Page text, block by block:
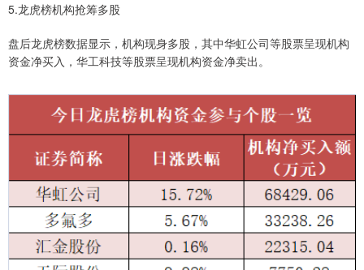
5.龙虎榜机构抢筹多股
盘后龙虎榜数据显示，机构现身多股，其中华虹公司等股票呈现机构
资金净买入，华工科技等股票呈现机构资金净卖出。